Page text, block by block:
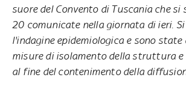
suore del Convento di Tuscania che si
20 comunicate nella giornata di ieri.
l'indagine epidemiologica e sono
misure di isolamento della struttura e
al fine del contenimento della